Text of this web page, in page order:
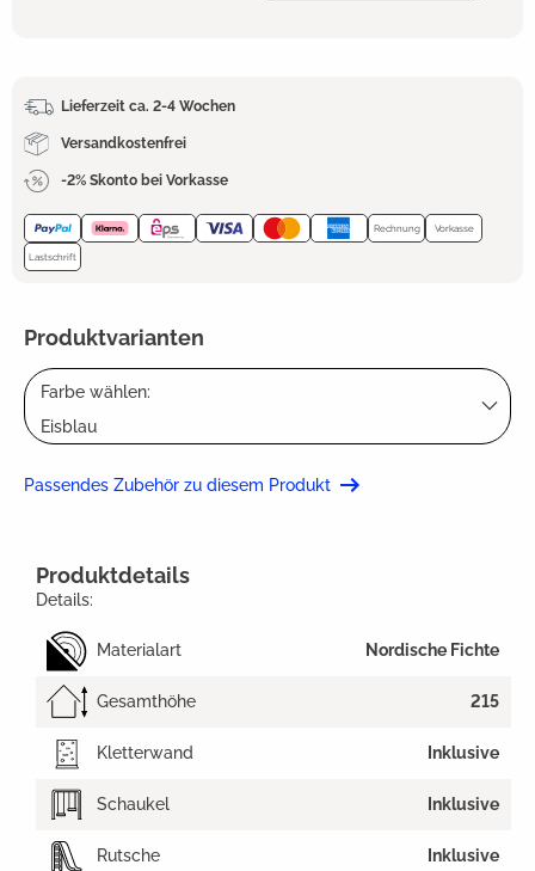
Lieferzeit ca. 2-4 Wochen
Versandkostenfrei
-2% Skonto bei Vorkasse
Rechnung Vorkasse
Lastschrift
Produktvarianten
Farbe wählen:
Eisblau
Passendes Zubehör zu diesem Produkt
Produktdetails
Details:
Materialart Nordische Fichte
Gesamthöhe 215
Kletterwand Inklusive
Schaukel Inklusive
Rutsche Inklusive